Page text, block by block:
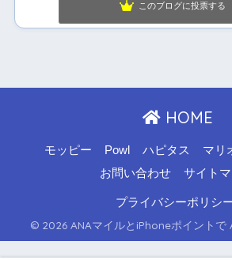
このブログに投票する
HOME
モッピー Powl ハピタス マリ
お問い合わせ
サイト
プライバシーポリシ
© 2026 ANAマイルとiPhoneポイントで